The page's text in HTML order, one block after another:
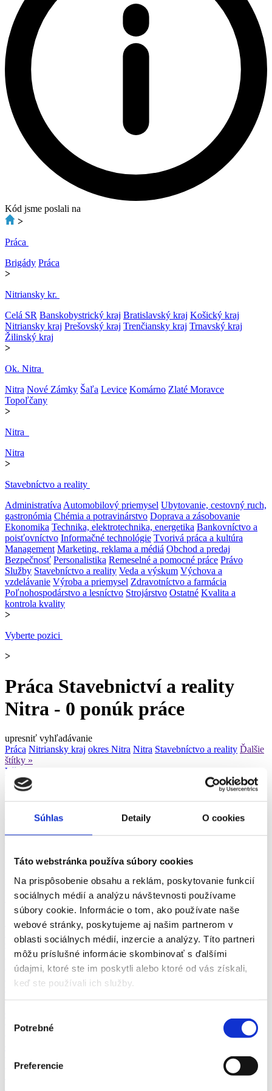
Súhlas Detaily O cookies
Táto webstránka používa súbory cookies
Na prispôsobenie obsahu a reklám, poskytovanie funkcií
sociálnych médií a analýzu návštevnosti používame
súbory cookie. Informácie o tom, ako používate naše
webové stránky, poskytujeme aj našim partnerom v
oblasti sociálnych médií, inzercie a analýzy. Títo partneri
môžu príslušné informácie skombinovať s ďalšími
údajmi, ktoré ste im poskytli alebo ktoré od vás získali,
keď ste používali ich služby.
súhlasu
Potrebné
Preferencie
Kód jsme poslali na
>
Práca
Brigády Práca
>
Nitriansky kr.
Celá SR Banskobystrický kraj Bratislavský kraj Košický kraj
Nitriansky kraj Prešovský kraj Trenčiansky kraj Trnavský kraj
Žilinský kraj
>
Ok. Nitra
Nitra Nové Zámky Šaľa Levice Komárno Zlaté Moravce
Topoľčany
>
Nitra
Nitra
>
Stavebníctvo a reality
AdministratívaAutomobilový priemysel Ubytovanie, cestovný ruch,
gastronómia Chémia a potravinárstvo Doprava a zásobovanie
Ekonomika Technika, elektrotechnika, energetika Bankovníctvo a
poisťovníctvo Informačné technológie Tvorivá práca a kultúra
Management Marketing, reklama a médiá Obchod a predaj
Bezpečnosť Personalistika Remeselné a pomocné práce Právo
Služby Stavebníctvo a reality Veda a výskum Výchova a
vzdelávanie Výroba a priemysel Zdravotníctvo a farmácia
Poľnohospodárstvo a lesníctvo Strojárstvo Ostatné Kvalita a
kontrola kvality
>
Vyberte pozici
>
Práca Stavebnictví a reality
Nitra - 0 ponúk práce
upresniť vyhľadávanie
Práca Nitriansky kraj okres Nitra Nitra Stavebníctvo a reality Ďalšie
štítky »
Všetky ponuky z okresu Nitra
Ponuka práce Stavebnictví a reality Nitra
Práca Stavebnictví a reality Nitra a okolie - vyberte si z viac ako 0+
overených ponúk práce v odbore Stavebnictví a reality v meste Nitra
NitraOdbory
Nitra
Pozícia
NitraVhodné pre
Nitrazkrácený úvazek >
Pozor chyba!Adresa pracoviště
Remeselné a pomocné práce (2)
Výroba a priemysel (5)
Obchod a predaj (3)
Administratíva
Automobilový priemysel
Ubytovanie, cestovný ruch, gastronómia
Chémia a potravinárstvo
Doprava a zásobovanie
Bankovníctvo a poisťovníctvo
Management